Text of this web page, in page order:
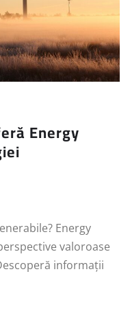
Energy
Energy
valoroase
informații